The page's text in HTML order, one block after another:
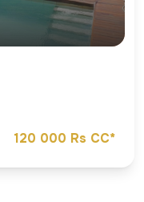
120 000 Rs CC*